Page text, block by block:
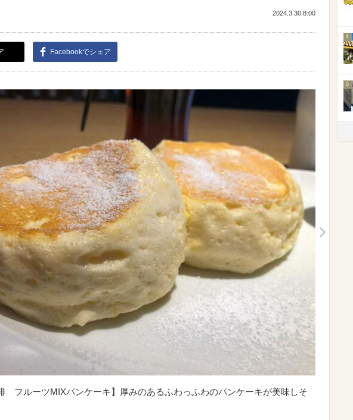
2024.3.30 8:00
Facebookでシェア
フルーツMIXパンケーキ】厚みのあるふわっふわのパンケーキが美味しそ
4
5